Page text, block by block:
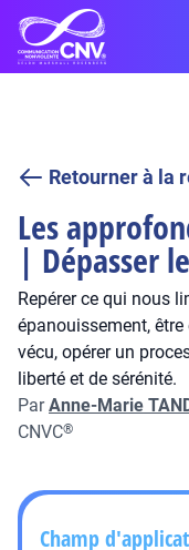
Retourner à la
Les
| Dépasser
Repérer ce qui nous
épanouissement,
vécu, opérer un
liberté et de sérénité.
ParAnne-Marie
CNVC®
Champ